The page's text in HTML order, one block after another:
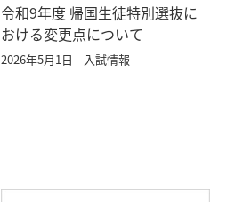
令和9年度 帰国生徒特別選抜に
おける変更点について
2026年5月1日 入試情報